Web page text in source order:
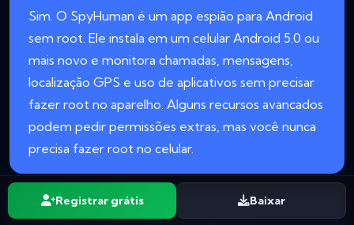
Sim. O SpyHuman é um app espião para Android
sem root. Ele instala em um celular Android 5.0 ou
mais novo e monitora chamadas, mensagens,
localização GPS e uso de aplicativos sem precisar
fazer root no aparelho. Alguns recursos avancados
podem pedir permissões extras, mas você nunca
precisa fazer root no celular.
O SpyHuman e realmente grátis?
Registrar grátis Baixar